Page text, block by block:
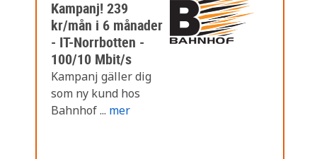
Kampanj! 239
kr/mån i 6 månader
- IT-Norrbotten -
100/10 Mbit/s
Kampanj gäller dig
som ny kund hos
Bahnhof ... mer